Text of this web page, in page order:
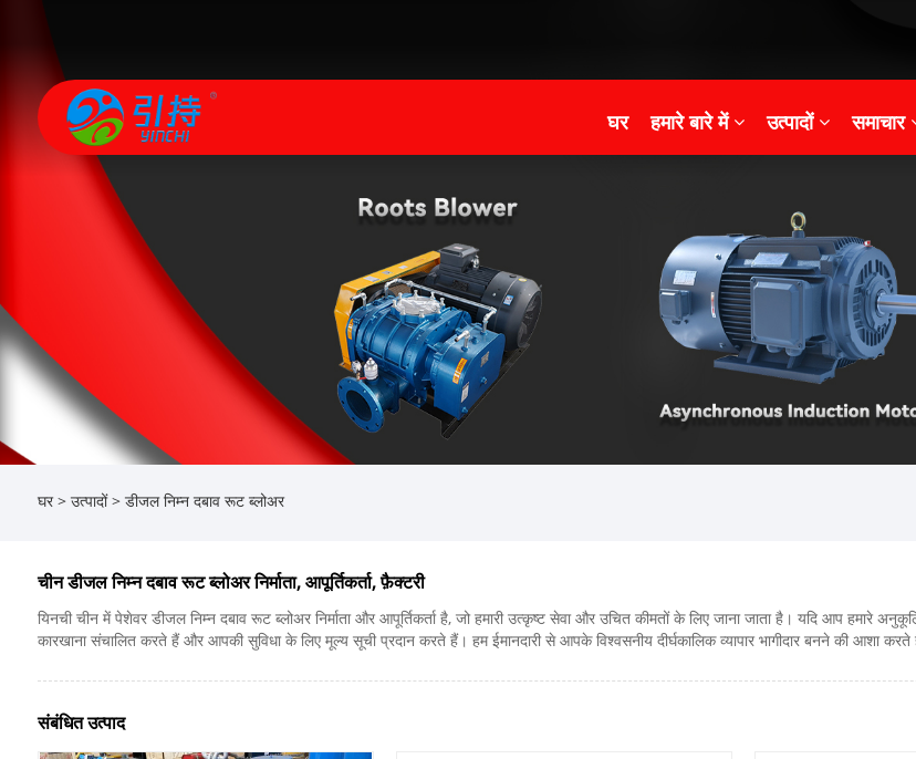
घर हमारे बारे में उत्पादों समाचार
घर > उत्पादों > डीजल निम्न दबाव रूट ब्लोअर
चीन डीजल निम्न दबाव रूट ब्लोअर निर्माता, आपूर्तिकर्ता, फ़ैक्टरी
यिनची चीन में पेशेवर डीजल निम्न दबाव रूट ब्लोअर निर्माता और आपूर्तिकर्ता है, जो हमारी उत्कृष्ट सेवा और उचित कीमतों के लिए जाना जाता है। यदि आप
कारखाना संचालित करते हैं और आपकी सुविधा के लिए मूल्य सूची प्रदान करते हैं। हम ईमानदारी से आपके विश्वसनीय दीर्घकालिक व्यापार भागीदार बनने की आशा करते
संबंधित उत्पाद